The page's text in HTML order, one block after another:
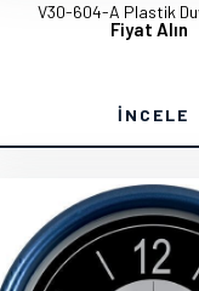
V30-604-A Plastik
Fiyat Alın
İNCELE